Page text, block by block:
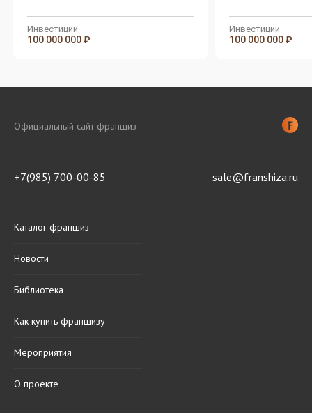
Инвестиции
100 000 000 ₽
Инвестиции
100 000 000 ₽
Официальный сайт франшиз
+7(985) 700-00-85 sale@franshiza.ru
Каталог франшиз
Новости
Библиотека
Как купить франшизу
Мероприятия
О проекте